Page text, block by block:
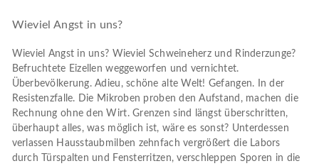
Wieviel Angst in uns?
Wieviel Angst in uns? Wieviel Schweineherz und Rinderzunge?
Befruchtete Eizellen weggeworfen und vernichtet.
Überbevölkerung. Adieu, schöne alte Welt! Gefangen. In der
Resistenzfalle. Die Mikroben proben den Aufstand, machen die
Rechnung ohne den Wirt. Grenzen sind längst überschritten,
überhaupt alles, was möglich ist, wäre es sonst? Unterdessen
verlassen Hausstaubmilben zehnfach vergrößert die Labors
durch Türspalten und Fensterritzen, verschleppen Sporen in die